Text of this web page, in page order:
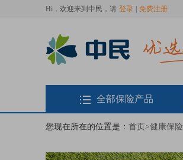
Hi，欢迎来到中民，请 登录 免费注册
全部保险产品
您现在所在的位置是： 首页 >健康保险